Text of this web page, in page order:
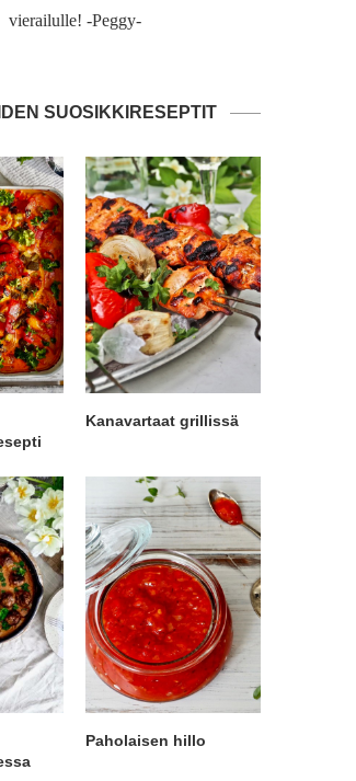
vierailulle! -Peggy-
SUOSIKKIRESEPTIT
Kanavartaat grillissä
Paholaisen hillo